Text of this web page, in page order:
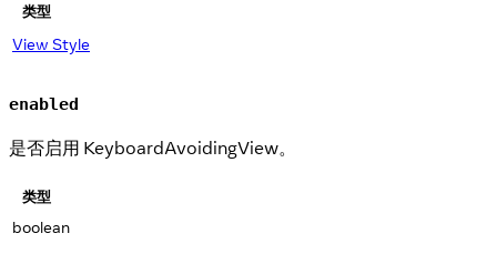
类型
View Style
enabled
是否启用 KeyboardAvoidingView。
类型
boolean